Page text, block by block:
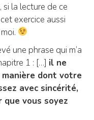
la lecture de ce
exercice aussi
une phrase qui m’a
1 : […] il ne
dont votre
avec sincérité,
que vous soyez